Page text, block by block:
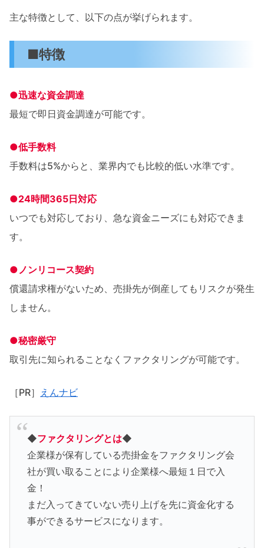
主な特徴として、以下の点が挙げられます。
■特徴
●迅速な資金調達
最短で即日資金調達が可能です。
●低手数料
手数料は5%からと、業界内でも比較的低い水準です。
●24時間365日対応
いつでも対応しており、急な資金ニーズにも対応できま
す。
●ノンリコース契約
償還請求権がないため、売掛先が倒産してもリスクが発生
しません。
●秘密厳守
取引先に知られることなくファクタリングが可能です。
［PR］ えんナビ
◆ファクタリングとは◆
企業様が保有している売掛金をファクタリング会
社が買い取ることにより企業様へ最短１日で入
金！
まだ入ってきていない売り上げを先に資金化する
事ができるサービスになります。